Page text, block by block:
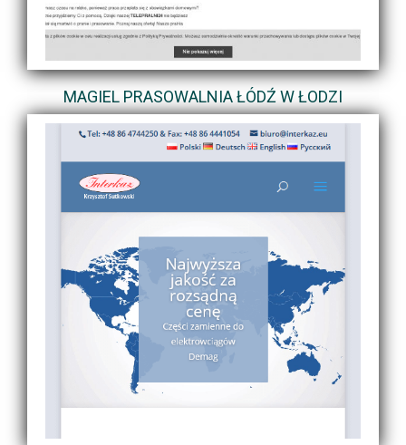
MAGIEL PRASOWALNIA ŁÓDŹ W ŁODZI